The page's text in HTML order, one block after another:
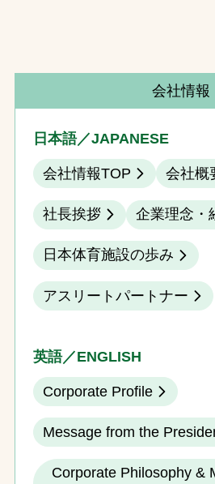
会社情報
日本語／JAPANESE
会社情報TOP 会社概
社長挨拶 企業理念・
日本体育施設の歩み
アスリートパートナー
英語／ENGLISH
Corporate Profile
Message from the
Corporate Philosophy &